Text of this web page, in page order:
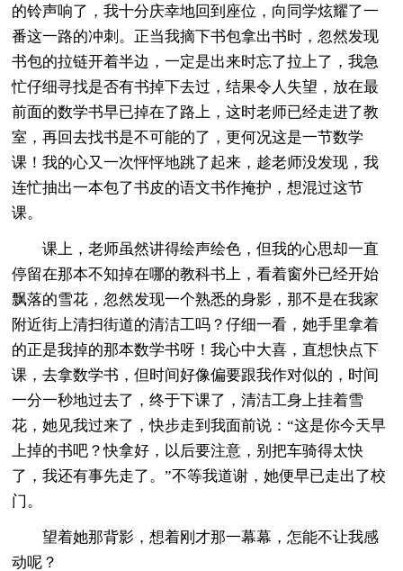
的铃声响了，我十分庆幸地回到座位，向同学炫耀了一
番这一路的冲刺。正当我摘下书包拿出书时，忽然发现
书包的拉链开着半边，一定是出来时忘了拉上了，我急
忙仔细寻找是否有书掉下去过，结果令人失望，放在最
前面的数学书早已掉在了路上，这时老师已经走进了教
室，再回去找书是不可能的了，更何况这是一节数学
课！我的心又一次怦怦地跳了起来，趁老师没发现，我
连忙抽出一本包了书皮的语文书作掩护，想混过这节
课。
课上，老师虽然讲得绘声绘色，但我的心思却一直
停留在那本不知掉在哪的教科书上，看着窗外已经开始
飘落的雪花，忽然发现一个熟悉的身影，那不是在我家
附近街上清扫街道的清洁工吗？仔细一看，她手里拿着
的正是我掉的那本数学书呀！我心中大喜，直想快点下
课，去拿数学书，但时间好像偏要跟我作对似的，时间
一分一秒地过去了，终于下课了，清洁工身上挂着雪
花，她见我过来了，快步走到我面前说：“这是你今天早
上掉的书吧？快拿好，以后要注意，别把车骑得太快
了，我还有事先走了。”不等我道谢，她便早已走出了校
门。
望着她那背影，想着刚才那一幕幕，怎能不让我感
动呢？